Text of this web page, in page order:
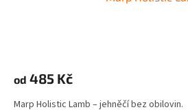
od 485 Kč
Marp Holistic Lamb – jehněčí bez obilovin.